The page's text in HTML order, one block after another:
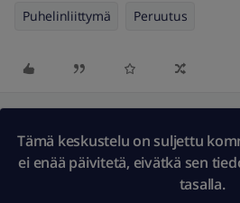
Puhelinliittymä Peruutus
Tämä keskustelu on suljettu
ei enää päivitetä, eivätkä sen
tasalla.